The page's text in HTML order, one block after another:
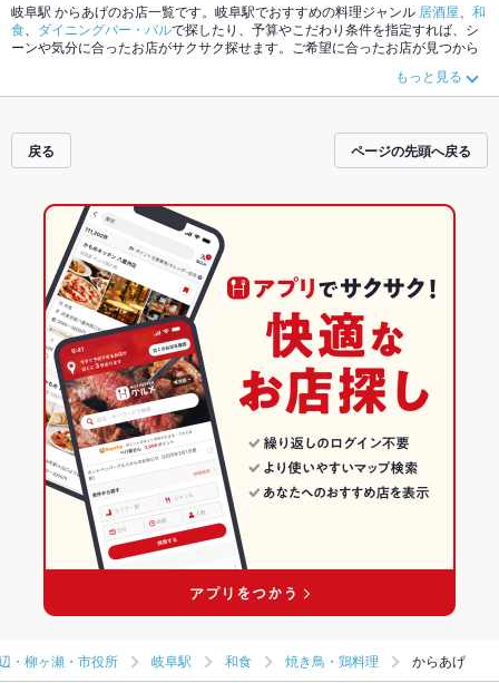
岐阜駅 からあげのお店一覧です。岐阜駅でおすすめの料理ジャンル 居酒屋
和
食
ダイニングバー・バルで探したり、予算やこだわり条件を指定すれば、シ
ーンや気分に合ったお店がサクサク探せます。ご希望に合ったお店が見つから
ださい。ホットペッパーグルメなら、お得なクーポンはもちろん、こだわりメ
ニューお茶漬け、手羽先、串かつや季節のおすすめ料理など、お店の最新情報
も拡大中です。友達どうしの飲み会にも、会社の宴会にも、デートやパーティ
ーにもお得に便利にホットペッパーグルメをご利用ください。
もっと見る
戻る ページの先頭へ戻る
・柳ヶ瀬・市役所 岐阜駅 和食 焼き鳥・鶏料理 からあげ